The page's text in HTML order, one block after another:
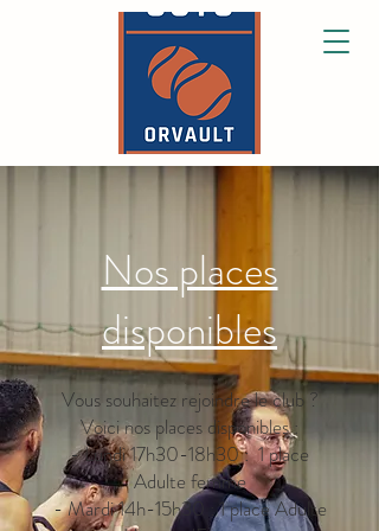
Nos places
disponibles
Vous souhaitez rejoindre le club ?
Voici nos places disponibles :
- Lundi 17h30-18h30 : 1 place
Adulte femme
- Mardi 14h-15h30 : 1 place Adulte